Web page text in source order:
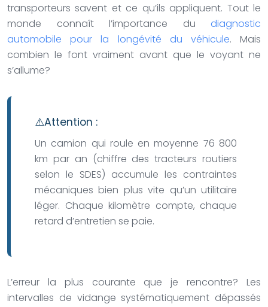
transporteurs savent et ce qu’ils appliquent. Tout le
monde connaît l’importance du diagnostic
automobile pour la longévité du véhicule. Mais
combien le font vraiment avant que le voyant ne
s’allume?
Attention :
Un camion qui roule en moyenne 76 800
km par an (chiffre des tracteurs routiers
selon le SDES) accumule les contraintes
mécaniques bien plus vite qu’un utilitaire
léger. Chaque kilomètre compte, chaque
retard d’entretien se paie.
L’erreur la plus courante que je rencontre? Les
intervalles de vidange systématiquement dépassés